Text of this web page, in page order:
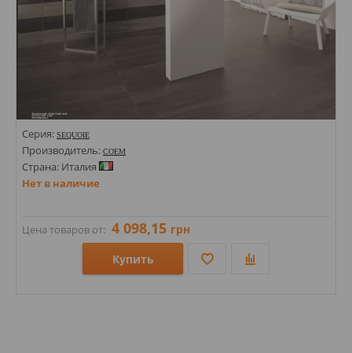
Серия: SEQUOIE
Производитель: COEM
Страна: Италия
Нет в наличие
Цена товаров от: 4 098,15 грн
Купить